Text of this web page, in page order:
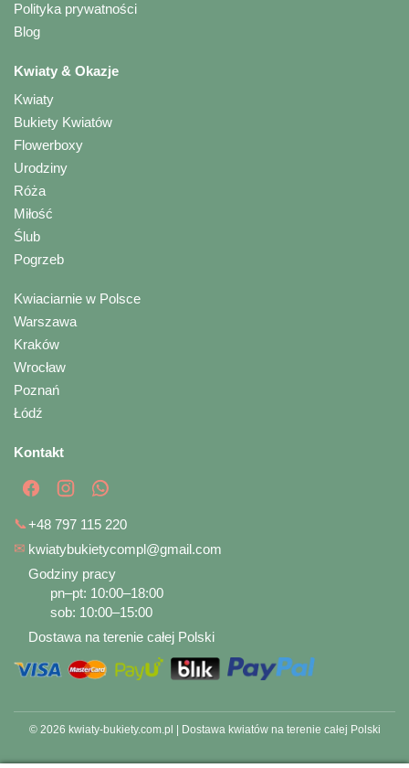
Polityka prywatności
Blog
Kwiaty & Okazje
Kwiaty
Bukiety Kwiatów
Flowerboxy
Urodziny
Róża
Miłość
Ślub
Pogrzeb
Kwiaciarnie w Polsce
Warszawa
Kraków
Wrocław
Poznań
Łódź
Kontakt
📞+48 797 115 220
✉ kwiatybukietycompl@gmail.com
Godziny pracy
pn–pt: 10:00–18:00
sob: 10:00–15:00
Dostawa na terenie całej Polski
© 2026 kwiaty-bukiety.com.pl | Dostawa kwiatów na terenie całej Polski